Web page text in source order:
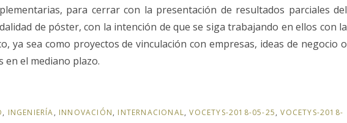
para cerrar con la presentación de resultados parciales del
de póster, con la intención de que se siga trabajando en ellos con la
ya sea como proyectos de vinculación con empresas, ideas de negocio o
en el mediano plazo.
, INGENIERÍA, INNOVACIÓN, INTERNACIONAL,VOCETYS-2018-05-25,VOCETYS-2018-